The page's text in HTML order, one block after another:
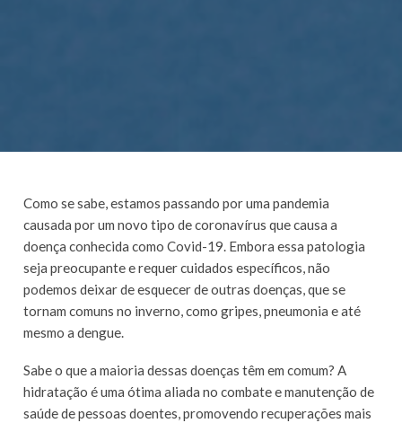
Como se sabe, estamos passando por uma pandemia
causada por um novo tipo de coronavírus que causa a
doença conhecida como Covid-19. Embora essa patologia
seja preocupante e requer cuidados específicos, não
podemos deixar de esquecer de outras doenças, que se
tornam comuns no inverno, como gripes, pneumonia e até
mesmo a dengue.
Sabe o que a maioria dessas doenças têm em comum? A
hidratação é uma ótima aliada no combate e manutenção de
saúde de pessoas doentes, promovendo recuperações mais